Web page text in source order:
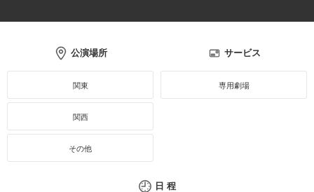
公演場所
関東
関西
その他
日 程
サービス
専用劇場